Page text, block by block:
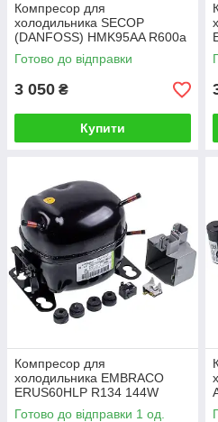
Компресор для
холодильника SECOP
(DANFOSS) HMK95AA R600a
167W (з пусковим реле ZAF-
5)
Готово до відправки
3 050 ₴
Купити
Компресор для
холодильника EMBRACO
ERUS60HLP R134 144W
Готово до відправки 1 од.